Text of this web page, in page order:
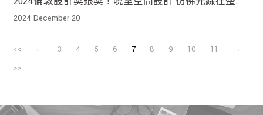
房子裡跳舞
2024 December 20
<< ← 3 4 5 6 7 8 9 10 11
→
>>